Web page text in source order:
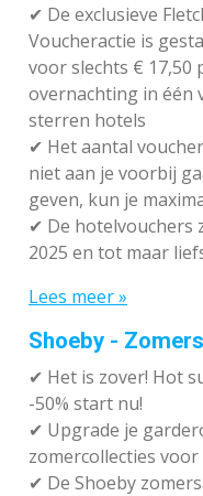
✔ De exclusieve
Voucheractie is
voor slechts € 17,50
overnachting in één
sterren hotels
✔ Het aantal
niet aan je voorbij
geven, kun je
✔ De hotelvouchers
2025 en tot maar
Lees meer »
Shoeby -
✔ Het is zover! Hot
-50% start nu!
✔ Upgrade je
zomercollecties
✔ De Shoeby